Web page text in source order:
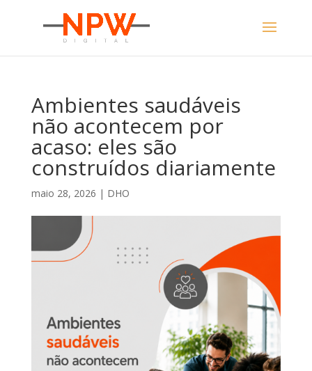
Ambientes saudáveis
não acontecem por
acaso: eles são
construídos diariamente
maio 28, 2026 | DHO